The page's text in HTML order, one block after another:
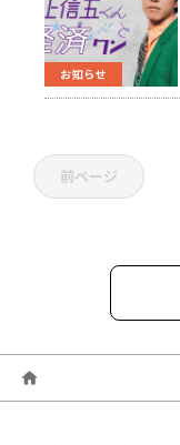
お知らせ
前ページ
2026
2026